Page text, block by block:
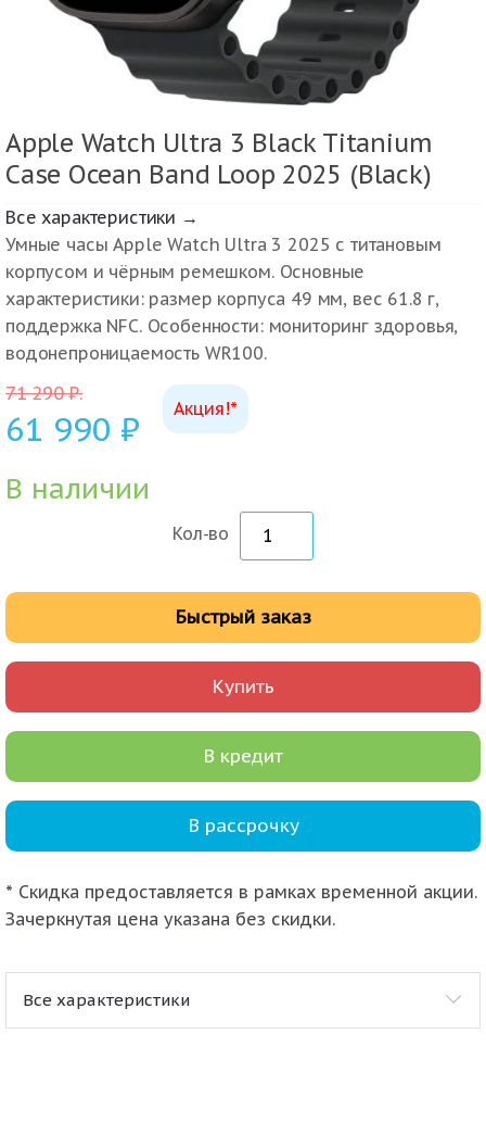
Apple Watch Ultra 3 Black Titanium
Case Ocean Band Loop 2025 (Black)
Все характеристики →
Умные часы Apple Watch Ultra 3 2025 с титановым
корпусом и чёрным ремешком. Основные
характеристики: размер корпуса 49 мм, вес 61.8 г,
поддержка NFC. Особенности: мониторинг здоровья,
водонепроницаемость WR100.
Акция!*
71 290₽.
61 990 ₽
В наличии
Кол-во
Купить
Быстрый заказ
В кредит
В рассрочку
* Скидка предоставляется в рамках временной акции.
Зачеркнутая цена указана без скидки.
Все характеристики